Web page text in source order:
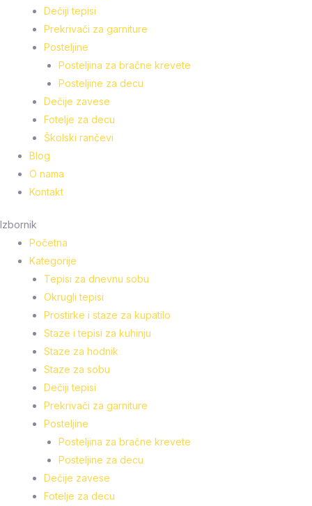
Dečiji tepisi
Prekrivači za garniture
Posteljine
Posteljina za bračne krevete
Posteljine za decu
Dečije zavese
Fotelje za decu
Školski rančevi
Blog
O nama
Kontakt
Izbornik
Početna
Kategorije
Tepisi za dnevnu sobu
Okrugli tepisi
Prostirke i staze za kupatilo
Staze i tepisi za kuhinju
Staze za hodnik
Staze za sobu
Dečiji tepisi
Prekrivači za garniture
Posteljine
Posteljina za bračne krevete
Posteljine za decu
Dečije zavese
Fotelje za decu